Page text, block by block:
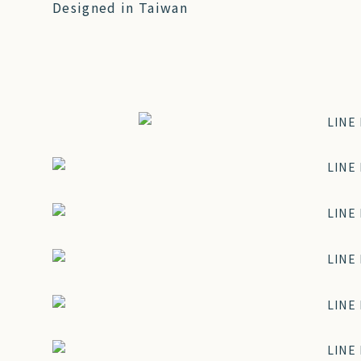
Designed in Taiwan